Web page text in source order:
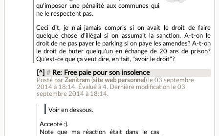
qu'imposer une pénalité aux communes qui
ne le respectent pas.
Ceci dit, je n'ai jamais compris si on avait le droit de faire
quelque chose d'illégal si on assumait la sanction. A-t-on le
droit de ne pas payer le parking si on paye les amendes? A-t-on
le droit de buter quelqu'un en échange de 20 ans de prison?
Qu'est-ce que ça veut dire, en fait, "avoir le droit"?
[^] # Re: Free paie pour son insolence
Posté par Zenitram(site web personnel ) le 03 septembre
2014 à 18:14. Évalué à 4. Dernière modification le 03
septembre 2014 à 18:14.
Voir en dessous.
Accepté :).
Note que ma réaction était dans le cas